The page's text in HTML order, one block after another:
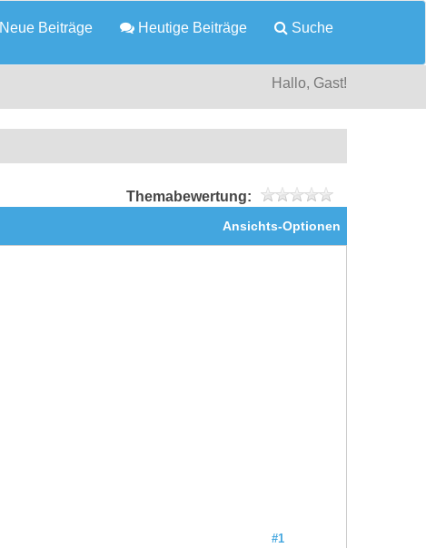
Neue Beiträge Heutige Beiträge Suche
Hallo, Gast!
Themabewertung:
Ansichts-Optionen
#1